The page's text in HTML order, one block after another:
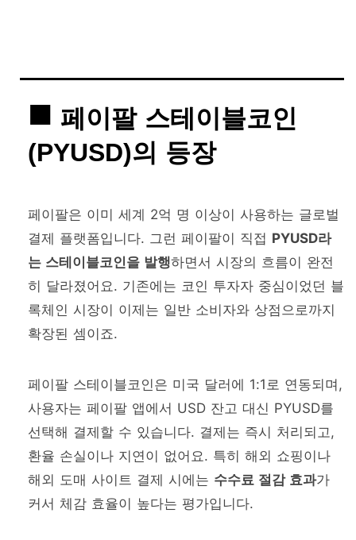
페이팔 스테이블코인
(PYUSD)의 등장
페이팔은 이미 세계 2억 명 이상이 사용하는 글로벌
결제 플랫폼입니다. 그런 페이팔이 직접 PYUSD라
는 스테이블코인을 발행하면서 시장의 흐름이 완전
히 달라졌어요. 기존에는 코인 투자자 중심이었던 블
록체인 시장이 이제는 일반 소비자와 상점으로까지
확장된 셈이죠.
페이팔 스테이블코인은 미국 달러에 1:1로 연동되며,
사용자는 페이팔 앱에서 USD 잔고 대신 PYUSD를
선택해 결제할 수 있습니다. 결제는 즉시 처리되고,
환율 손실이나 지연이 없어요. 특히 해외 쇼핑이나
해외 도매 사이트 결제 시에는 수수료 절감 효과가
커서 체감 효율이 높다는 평가입니다.